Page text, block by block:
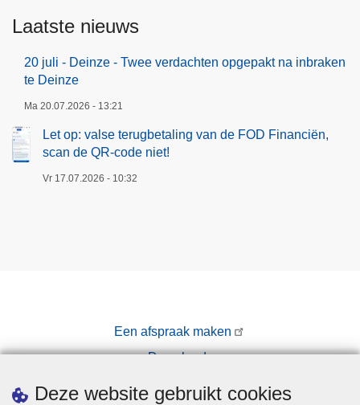
Deze website gebruikt cookies
Laatste nieuws
20 juli - Deinze - Twee verdachten opgepakt na inbraken
te Deinze
Ma 20.07.2026 - 13:21
Let op: valse terugbetaling van de FOD Financiën,
scan de QR-code niet!
Vr 17.07.2026 - 10:32
Een afspraak maken
Downloads